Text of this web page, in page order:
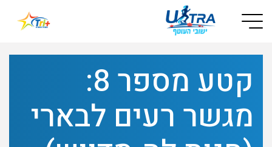
Button used only for devices with a small screen
קטע מספר 8:
מגשר רעים לבארי